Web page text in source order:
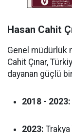
Hasan Cahit
Genel müdürlük
Cahit Çınar,
dayanan güçlü
2018 - 2023:
2023: